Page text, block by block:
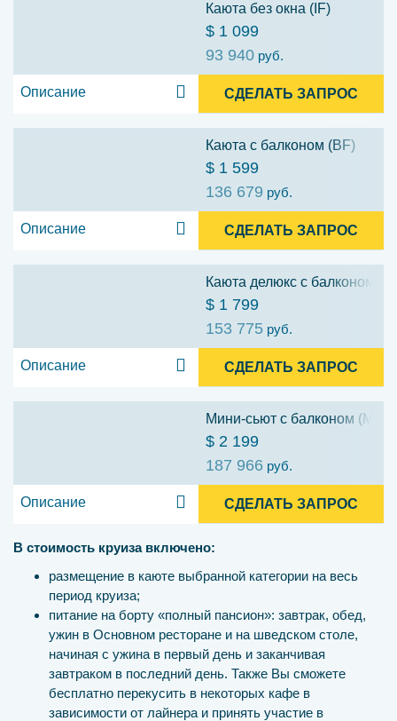
Каюта без окна (IF)
$ 1 099
93 940 руб.
Описание СДЕЛАТЬ ЗАПРОС
Каюта с балконом (BF)
$ 1 599
136 679 руб.
Описание СДЕЛАТЬ ЗАПРОС
Каюта делюкс с балконом
$ 1 799
153 775 руб.
Описание СДЕЛАТЬ ЗАПРОС
Мини-сьют с балконом (MF)
$ 2 199
187 966 руб.
Описание СДЕЛАТЬ ЗАПРОС
В стоимость круиза включено:
размещение в каюте выбранной категории на весь
период круиза;
питание на борту «полный пансион»: завтрак, обед,
ужин в Основном ресторане и на шведском столе,
начиная с ужина в первый день и заканчивая
завтраком в последний день. Также Вы сможете
бесплатно перекусить в некоторых кафе в
зависимости от лайнера и принять участие в